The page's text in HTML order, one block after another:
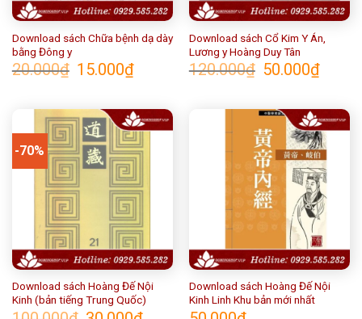
Download sách Chữa bệnh dạ dày
bằng Đông y
20.000₫
Giá
gốc
15.000₫Giá
hiện
15.000₫.
Download sách Cổ Kim Y Án,
Lương y Hoàng Duy Tân
120.000₫
Giá
gốc
50.000₫Giá
hiện
50.000₫.
-70%
Download sách Hoàng Đế Nội
Kinh (bản tiếng Trung Quốc)
Giá
Giá
Download sách Hoàng Đế Nội
Kinh Linh Khu bản mới nhất